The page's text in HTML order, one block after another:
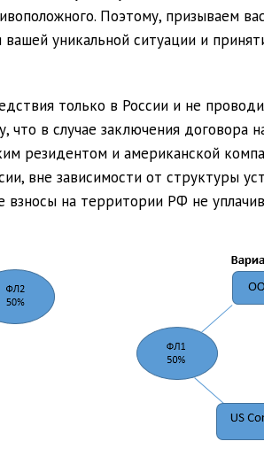
Поэтому, призываем
уникальной ситуации и
только в России и не
, что в случае заключения договора
резидентом и американской
вне зависимости от структуры
взносы на территории РФ не